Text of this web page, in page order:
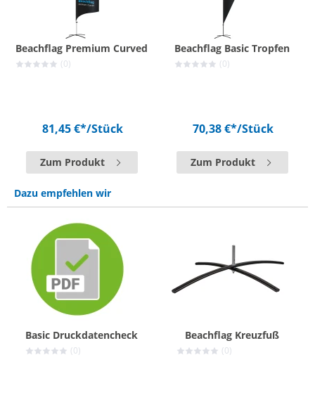
Beachflag Premium Curved
(0)
81,45 €*/Stück
Zum Produkt
Beachflag Basic Tropfen
(0)
70,38 €*/Stück
Zum Produkt
Dazu empfehlen wir
Basic Druckdatencheck
(0)
Beachflag Kreuzfuß
(0)